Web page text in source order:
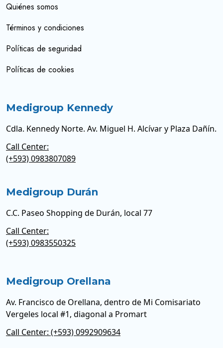
Quiénes somos
Términos y condiciones
Políticas de seguridad
Políticas de cookies
Medigroup Kennedy
Cdla. Kennedy Norte. Av. Miguel H. Alcívar y Plaza Dañín.
Call Center:
(+593) 0983807089
Medigroup Durán
C.C. Paseo Shopping de Durán, local 77
Call Center:
(+593) 0983550325
Medigroup Orellana
Av. Francisco de Orellana, dentro de Mi Comisariato
Vergeles local #1, diagonal a Promart
Call Center: (+593) 0992909634